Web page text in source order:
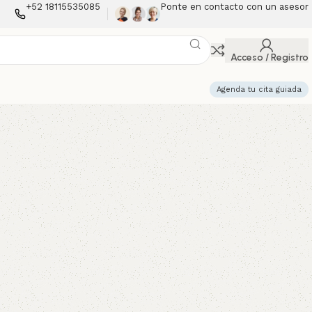
+52 18115535085 Ponte en contacto con un asesor
Acceso / Registro
Agenda tu cita guiada